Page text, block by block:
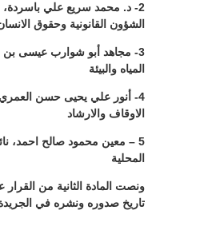
2- د. محمد سريع علي باسردة،
الشؤون القانونية وحقوق
3- مجاهد أبو شوارب عيسى بن
المياه والبيئة
4- أنور علي يحيى حسن العمري،
الاوقاف والارشاد
5 – معين محمود صالح احمد،
المحلية
ونصت المادة الثانية من
تاريخ صدوره ونشره في